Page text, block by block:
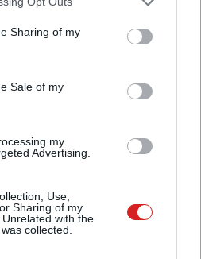
behaviour. You may click to
and its third-party tags to
purposes in below Google
Sharing of my
Sale of my
my
Advertising.
Use,
Sharing of my
with the
collected.
iHeartRadio fújt visszavonulót,
nem követik mások is a
két hetejelentette be, hogy az
január 4-én, délután 5